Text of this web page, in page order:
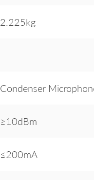
2.225kg
Condenser
≥10dBm
≤200mA